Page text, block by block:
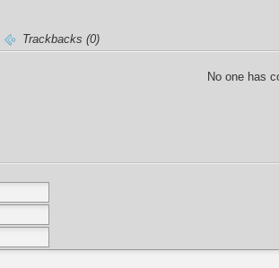
Trackbacks (0)
No one has